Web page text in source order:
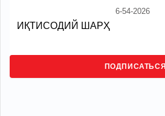
6-54-2026
ИҚТИСОДИЙ ШАРҲ
ПОДПИСАТЬСЯ